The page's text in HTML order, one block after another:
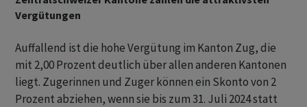
Vergütungen
Auffallend ist die hohe Vergütung im Kanton Zug, die
mit 2,00 Prozent deutlich über allen anderen Kantonen
liegt. Zugerinnen und Zuger können ein Skonto von 2
Prozent abziehen, wenn sie bis zum 31. Juli 2024 statt